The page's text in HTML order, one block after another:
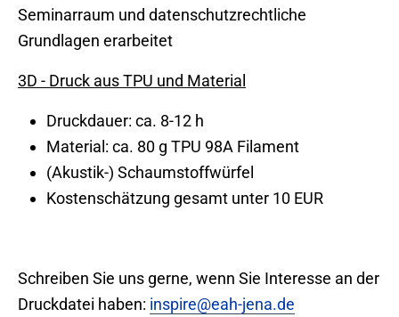
Seminarraum und datenschutzrechtliche
Grundlagen erarbeitet
3D - Druck aus TPU und Material
Druckdauer: ca. 8-12 h
Material: ca. 80 g TPU 98A Filament
(Akustik-) Schaumstoffwürfel
Kostenschätzung gesamt unter 10 EUR
Schreiben Sie uns gerne, wenn Sie Interesse an der
Druckdatei haben: inspire@eah-jena.de